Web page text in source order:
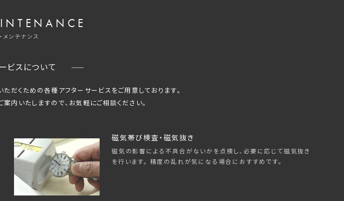
メンテナンス
ビスについて
ただくための各種アフターサービスをご用意しております。
内いたしますので、 お気軽にご相談ください。
磁気帯び検査・磁気抜き
磁気の影響による不具合がないかを点検し、必要に応じて磁気抜き
を行います。 精度の乱れが気になる場合におすすめです。